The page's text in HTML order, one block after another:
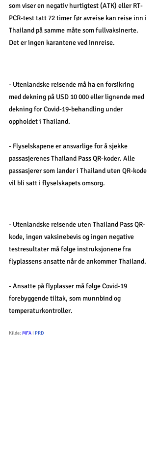
som viser en negativ hurtigtest (ATK) eller RT-
PCR-test tatt 72 timer før avreise kan reise inn i
Thailand på samme måte som fullvaksinerte.
Det er ingen karantene ved innreise.
- Utenlandske reisende må ha en forsikring
med dekning på USD 10 000 eller lignende med
dekning for Covid-19-behandling under
oppholdet i Thailand.
- Flyselskapene er ansvarlige for å sjekke
passasjerenes Thailand Pass QR-koder. Alle
passasjerer som lander i Thailand uten QR-kode
vil bli satt i flyselskapets omsorg.
- Utenlandske reisende uten Thailand Pass QR-
kode, ingen vaksinebevis og ingen negative
testresultater må følge instruksjonene fra
flyplassens ansatte når de ankommer Thailand.
- Ansatte på flyplasser må følge Covid-19
forebyggende tiltak, som munnbind og
temperaturkontroller.
Kilde: MFA PRD